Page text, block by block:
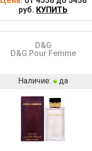
руб. КУПИТЬ
D&G
D&G Pour Femme
Наличие: да